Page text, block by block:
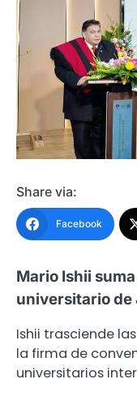
Share via:
Facebook
Mario Ishii
universitario de
Ishii trasciende
la firma de
universitarios